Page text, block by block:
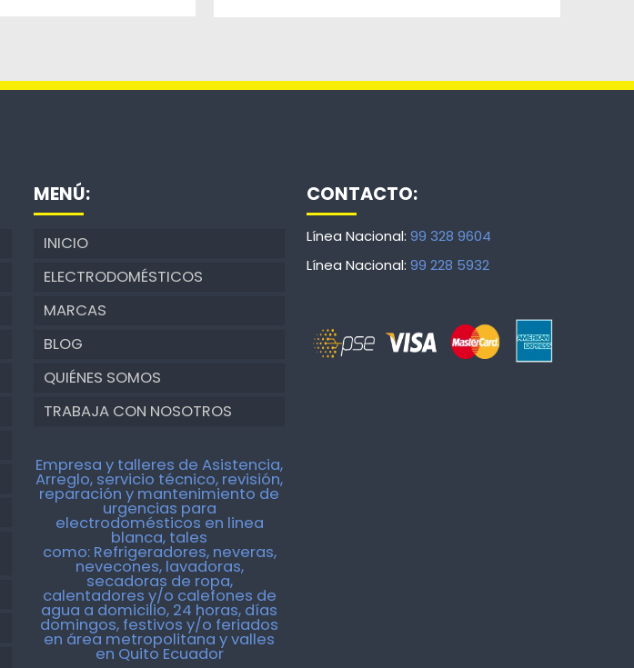
MENÚ:
INICIO
ELECTRODOMÉSTICOS
MARCAS
BLOG
QUIÉNES SOMOS
TRABAJA CON NOSOTROS
Empresa y talleres de Asistencia,
Arreglo, servicio técnico, revisión,
reparación y mantenimiento de
urgencias para
electrodomésticos en linea
blanca, tales
como: Refrigeradores, neveras,
nevecones, lavadoras,
secadoras de ropa,
calentadores y/o calefones de
agua a domicilio, 24 horas, días
domingos, festivos y/o feriados
en área metropolitana y valles
en Quito Ecuador
CONTACTO:
Línea Nacional: 99 328 9604
Línea Nacional: 99 228 5932